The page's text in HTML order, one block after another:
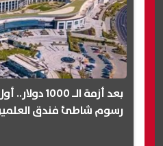
بعد أزمة الـ
رسوم شاطئ فندق